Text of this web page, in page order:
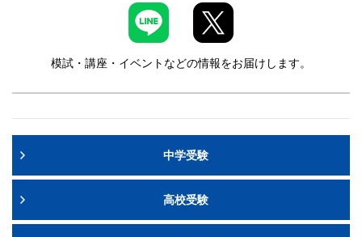
模試・講座・イベントなどの情報をお届けします。
中学受験
高校受験